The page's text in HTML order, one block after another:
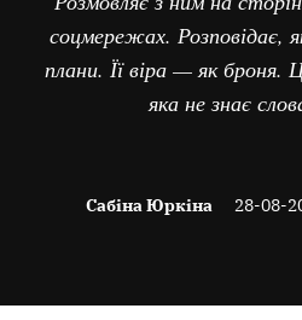
соцмережах. Розповідає,
плани. Її віра — як броня.
яка не знає
Сабіна Юркіна 28-08-